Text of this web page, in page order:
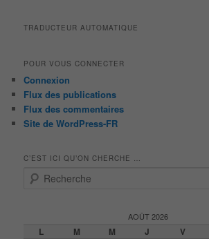
TRADUCTEUR AUTOMATIQUE
POUR VOUS CONNECTER
Connexion
Flux des publications
Flux des commentaires
Site de WordPress-FR
C’EST ICI QU’ON CHERCHE …
AOÛT 2026
L M M J V